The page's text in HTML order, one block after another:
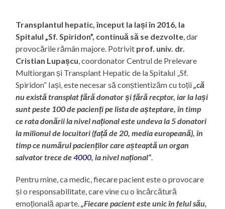
Transplantul hepatic, început la Iași în 2016, la
Spitalul „Sf. Spiridon”, continuă să se dezvolte, dar
provocările rămân majore. Potrivit prof. univ. dr.
Cristian Lupașcu, coordonator Centrul de Prelevare
Multiorgan și Transplant Hepatic de la Spitalul „Sf.
Spiridon” Iași, este necesar să conștientizăm cu toții„că
nu există transplat fără donator și fără recptor, iar la Iași
sunt peste 100 de pacienți pe lista de așteptare, în timp
ce rata donării la nivel național este undeva la 5 donatori
la milionul de locuitori (față de 20, media europeană), în
timp ce numărul pacienților care așteaptă un organ
salvator trece de4000, la nivel național”.
Pentru mine, ca medic, fiecare pacient este o provocare
și o responsabilitate, care vine cu o încărcătură
emoțională aparte.„Fiecare pacient este unic în felul său,